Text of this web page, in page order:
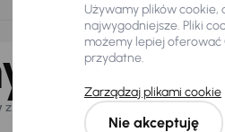
dla Ciebie
z naszej oferty. Kupimy dla Ciebiedo
Używamy plików cookie,
najwygodniejsze. Pliki
możemy lepiej oferować
przydatne.
Zarządzaj plikami cookie
Nie akceptuję